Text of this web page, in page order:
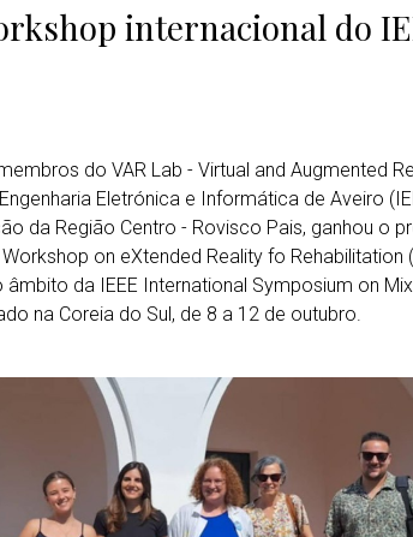
internacional do
do VAR Lab - Virtual and Augmented
Eletrónica e Informática de Aveiro
da Região Centro - Rovisco Pais, ganhou o
on eXtended Reality fo Rehabilitation
da IEEE International Symposium on
na Coreia do Sul, de 8 a 12 de outubro.